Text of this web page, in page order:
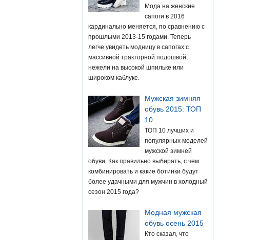
Мода на женские
сапоги в 2016
кардинально меняется, по сравнению с
прошлыми 2013-15 годами. Теперь
легче увидеть модницу в сапогах с
массивной тракторной подошвой,
нежели на высокой шпильке или
широком каблуке.
Мужская зимняя
обувь 2015: ТОП
10
ТОП 10 лучших и
популярных моделей
мужской зимней
обуви. Как правильно выбирать, с чем
комбинировать и какие ботинки будут
более удачными для мужчин в холодный
сезон 2015 года?
Модная мужская
обувь осень 2015
Кто сказал, что